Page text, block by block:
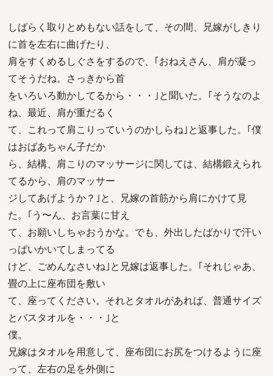
しばらく取りとめもない話をして、その間、兄嫁がしきり
に首を左右に曲げたり、
肩をすくめるしぐさをするので、｢おねえさん、肩が凝っ
てそうだね。さっきから首
をいろいろ動かしてるから・・・｣と聞いた。｢そうなのよ
ね、最近、肩が重だるく
て、これって肩こりっていうのかしらね｣と返事した。｢僕
はおばあちゃん子だか
ら、結構、肩こりのマッサージに関しては、結構鍛えられ
てるから、肩のマッサー
ジしてあげようか？｣と、兄嫁の首筋から肩にかけて見
た。｢う〜ん、お言葉に甘え
て、お願いしちゃおうかな。でも、外出したばかりで汗い
っぱいかいてしまってる
けど、ごめんなさいね｣と兄嫁は返事した。｢それじゃあ、
畳の上に座布団を敷い
て、座ってください。それとタオルがあれば、普通サイズ
とバスタオルを・・・｣と
僕。
兄嫁はタオルを用意して、座布団にお尻をつけるように座
って、左右の足を外側に